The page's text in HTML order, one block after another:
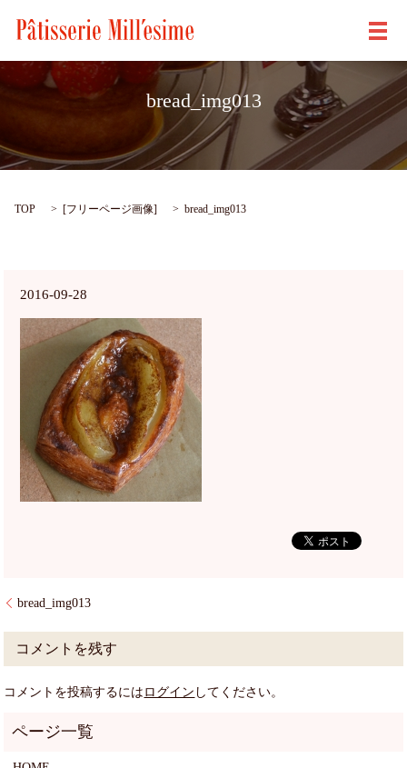
メ
bread_img013
TOP [フリーページ画像] bread_img013
2016-09-28
bread_img013
コメントを残す
コメントを投稿するには ログイン してください。